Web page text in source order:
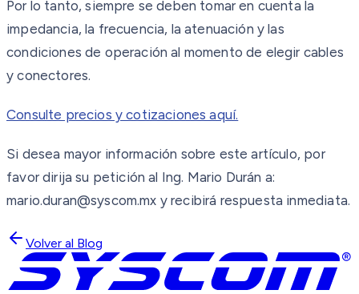
Por lo tanto, siempre se deben tomar en cuenta la
impedancia, la frecuencia, la atenuación y las
condiciones de operación al momento de elegir cables
y conectores.
Consulte precios y cotizaciones aquí.
Si desea mayor información sobre este artículo, por
favor dirija su petición al Ing. Mario Durán a:
mario.duran@syscom.mx y recibirá respuesta inmediata.
Volver al Blog